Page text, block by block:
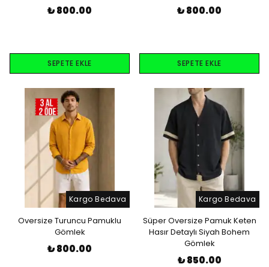
₺ 800.00
SEPETE EKLE
₺ 800.00
SEPETE EKLE
Kargo Bedava
Oversize Turuncu Pamuklu
Gömlek
₺ 800.00
Kargo Bedava
Süper Oversize Pamuk Keten
Hasır Detaylı Siyah Bohem
Gömlek
₺ 850.00